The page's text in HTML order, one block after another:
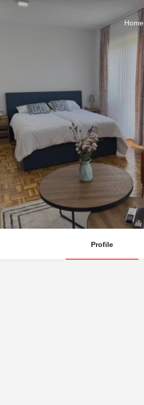
Home
Profile